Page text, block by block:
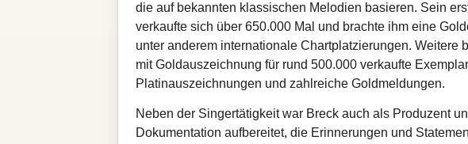
die auf bekannten klassischen Melodien basieren. Sein
verkaufte sich über 650.000 Mal und brachte ihm eine
unter anderem internationale Chartplatzierungen.
mit Goldauszeichnung für rund 500.000 verkaufte
Platinauszeichnungen und zahlreiche Goldmeldungen.
Neben der Singertätigkeit war Breck auch als Produzent
Dokumentation aufbereitet, die Erinnerungen und